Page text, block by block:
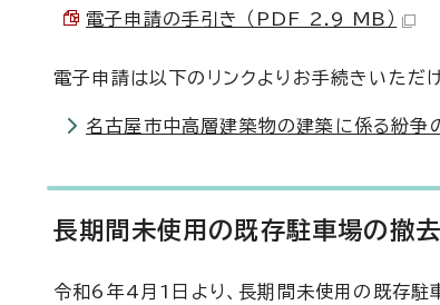
電子申請の手引き （PDF 2.9 MB）
電子申請は以下のリンクよりお手続きいただけ
名古屋市中高層建築物の建築に係る紛争
長期間未使用の既存駐車場の撤
令和6年4月1日より、長期間未使用の既存駐